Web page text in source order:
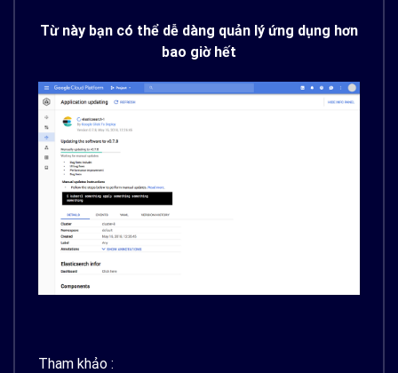
Từ này bạn có thể dễ dàng quản lý ứng dụng hơn
bao giờ hết
Tham khảo :